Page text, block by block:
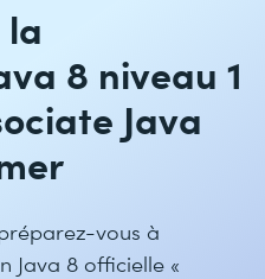
8 niveau 1
Java
vous à
Java 8 officielle «